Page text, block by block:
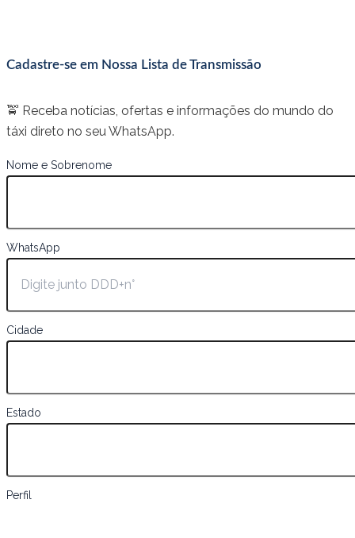
Cadastre-se em Nossa Lista de Transmissão
🚖 Receba notícias, ofertas e informações do mundo do
táxi direto no seu WhatsApp.
Nome e Sobrenome
WhatsApp
Cidade
Estado
Perfil